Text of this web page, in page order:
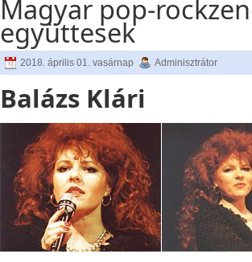
Magyar pop-
együttesek
2018. április 01. vasárnap Adminisztrátor
Balázs Klári